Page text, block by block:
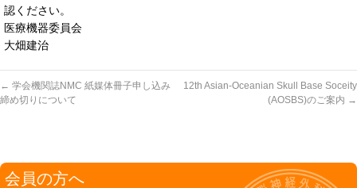
認ください。
医療機器委員会
大畑建治
← 学会機関誌NMC 紙媒体冊子申し込み
締め切りについて
12th Asian-Oceanian Skull Base Soceity
(AOSBS)のご案内 →
会員の方へ